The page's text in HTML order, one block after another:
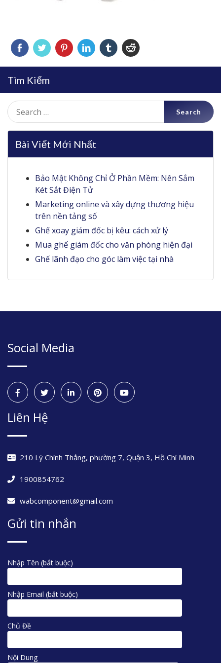
Tìm Kiếm
Search
for:
Bài Viết Mới Nhất
Bảo Mật Không Chỉ Ở Phần Mềm: Nên Sắm
Két Sắt Điện Tử
Marketing online và xây dựng thương hiệu
trên nền tảng số
Ghế xoay giám đốc bị kêu: cách xử lý
Mua ghế giám đốc cho văn phòng hiện đại
Ghế lãnh đạo cho góc làm việc tại nhà
Social Media
Liên Hệ
210 Lý Chính Thắng, phường 7, Quận 3, Hồ Chí Minh
1900854762
wabcomponent@gmail.com
Gửi tin nhắn
Nhập Tên (bắt buộc)
Nhập Email (bắt buộc)
Chủ Đề
Nội Dung